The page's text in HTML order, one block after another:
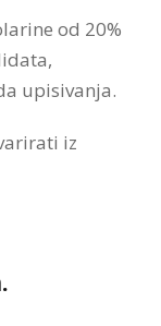
od 20%
upisivanja.
iz